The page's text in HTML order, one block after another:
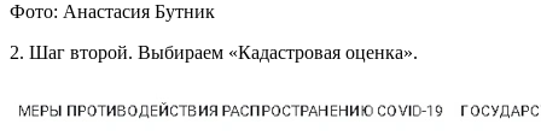
Фото: Анастасия Бутник
2. Шаг второй. Выбираем «Кадастровая оценка».